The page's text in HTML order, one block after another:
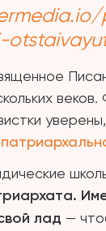
лад —